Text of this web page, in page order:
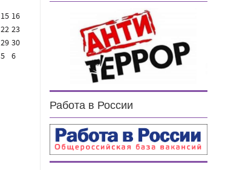
15 16
22 23
29 30
5 6
Работа в России